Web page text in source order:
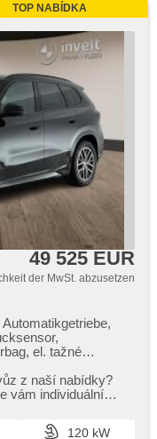
TOP NABÍDKA
49 525 EUR
der MwSt. abzusetzen
el. tažné
čelního skla,
LED,
Uhr Spur,
z naší nabídky?
vám individuální
120 kW